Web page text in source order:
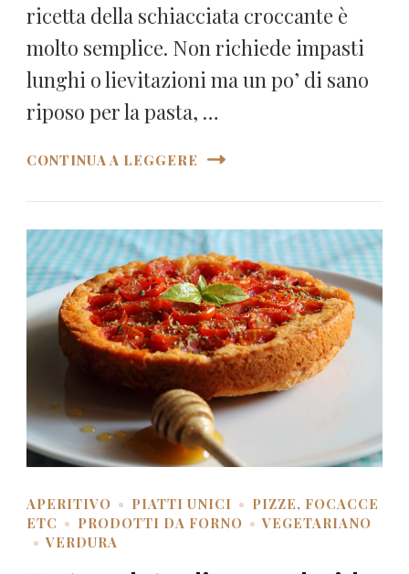
ricetta della schiacciata croccante è
molto semplice. Non richiede impasti
lunghi o lievitazioni ma un po’ di sano
riposo per la pasta, …
CONTINUA A LEGGERE
APERITIVO PIATTI UNICI
PIZZE, FOCACCE
ETC
PRODOTTI DA FORNO
VEGETARIANO
VERDURA